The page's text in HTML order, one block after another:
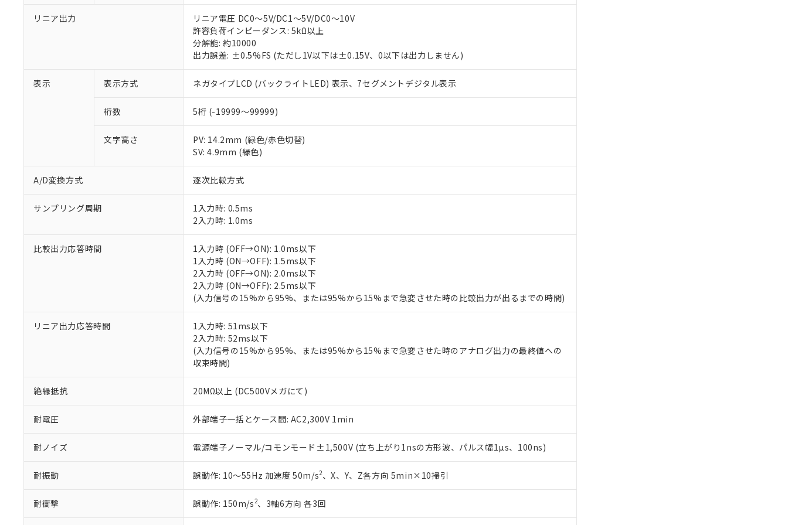
リニア出力
リニア電圧 DC0～5V/DC1～5V/DC0～10V
許容負荷インピーダンス: 5kΩ以上
分解能: 約10000
出力誤差: ±0.5%FS (ただし1V以下は±0.15V、0以下は出力しません)
表示 表示方式 ネガタイプLCD (バックライトLED) 表示、7セグメントデジタル表示
桁数 5桁 (-19999～99999)
文字高さ
PV: 14.2mm (緑色/赤色切替)
SV: 4.9mm (緑色)
A/D変換方式 逐次比較方式
サンプリング周期
1入力時: 0.5ms
2入力時: 1.0ms
比較出力応答時間
1入力時 (OFF→ON): 1.0ms以下
1入力時 (ON→OFF): 1.5ms以下
2入力時 (OFF→ON): 2.0ms以下
2入力時 (ON→OFF): 2.5ms以下
(入力信号の15%から95%、または95%から15%まで急変させた時の比較出力が出るまでの時間)
リニア出力応答時間
1入力時: 51ms以下
2入力時: 52ms以下
(入力信号の15%から95%、または95%から15%まで急変させた時のアナログ出力の最終値への
収束時間)
絶縁抵抗 20MΩ以上 (DC500Vメガにて)
耐電圧 外部端子一括とケース間: AC2,300V 1min
耐ノイズ 電源端子ノーマル/コモンモード±1,500V (立ち上がり1nsの方形波、パルス幅1µs、100ns)
耐振動 誤動作: 10～55Hz 加速度 50m/s2、X、Y、Z各方向 5min×10掃引
耐衝撃 誤動作: 150m/s2、3軸6方向 各3回